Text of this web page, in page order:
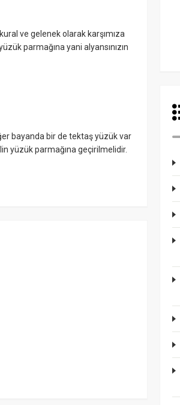
ve gelenek olarak karşımıza
parmağına yani alyansınızın
bayanda bir de tektaş yüzük var
yüzük parmağına geçirilmelidir.